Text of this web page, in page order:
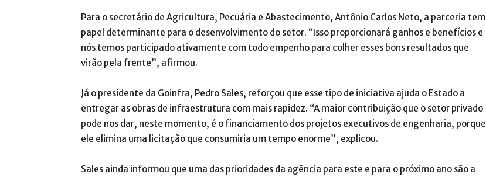
Para o secretário de Agricultura, Pecuária e Abastecimento, Antônio Carlos Neto, a parceria tem
papel determinante para o desenvolvimento do setor. “Isso proporcionará ganhos e benefícios e
nós temos participado ativamente com todo empenho para colher esses bons resultados que
virão pela frente”, afirmou.
Já o presidente da Goinfra, Pedro Sales, reforçou que esse tipo de iniciativa ajuda o Estado a
entregar as obras de infraestrutura com mais rapidez. “A maior contribuição que o setor privado
pode nos dar, neste momento, é o financiamento dos projetos executivos de engenharia, porque
ele elimina uma licitação que consumiria um tempo enorme”, explicou.
Sales ainda informou que uma das prioridades da agência para este e para o próximo ano são a